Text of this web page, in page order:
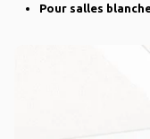
Pour salles